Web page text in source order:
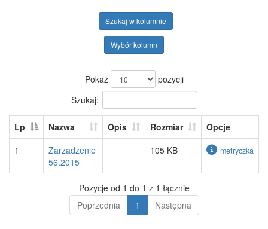
Szukaj w kolumnie
Wybór kolumn
Pokaż
pozycji
Szukaj:
Lp Nazwa Opis Rozmiar
Opcje
1
Zarzadzenie
56.2015
105 KB metryczka
Pozycje od 1 do 1 z 1 łącznie
Poprzednia
1 Następna